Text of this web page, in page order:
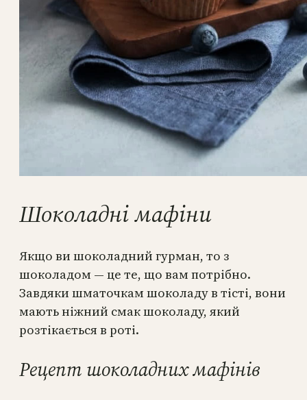
Шоколадні мафіни
Якщо ви шоколадний гурман, то з
шоколадом — це те, що вам потрібно.
Завдяки шматочкам шоколаду в тісті, вони
мають ніжний смак шоколаду, який
розтікається в роті.
Рецепт шоколадних мафінів